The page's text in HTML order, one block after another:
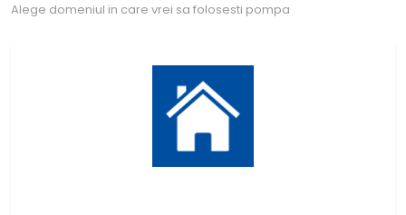
Alege domeniul in care vrei sa folosesti pompa